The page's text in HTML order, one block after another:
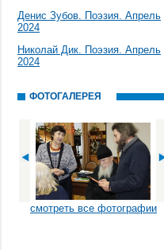
Денис Зубов. Поэзия. Апрель
2024
Николай Дик. Поэзия. Апрель
2024
ФОТОГАЛЕРЕЯ
смотреть все фотографии